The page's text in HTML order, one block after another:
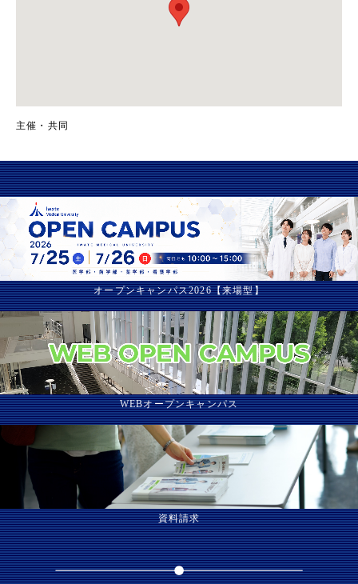
主催・共同
オープンキャンパス2026【来場型】
WEBオープンキャンパス
資料請求